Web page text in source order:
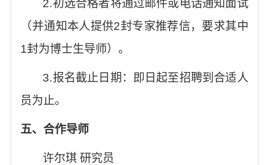
2.初选合格者将通过邮件或电话通知面试
（并通知本人提供2封专家推荐信，要求其中
1封为博士生导师）。
3.报名截止日期：即日起至招聘到合适人
员为止。
五、合作导师
许尔琪 研究员